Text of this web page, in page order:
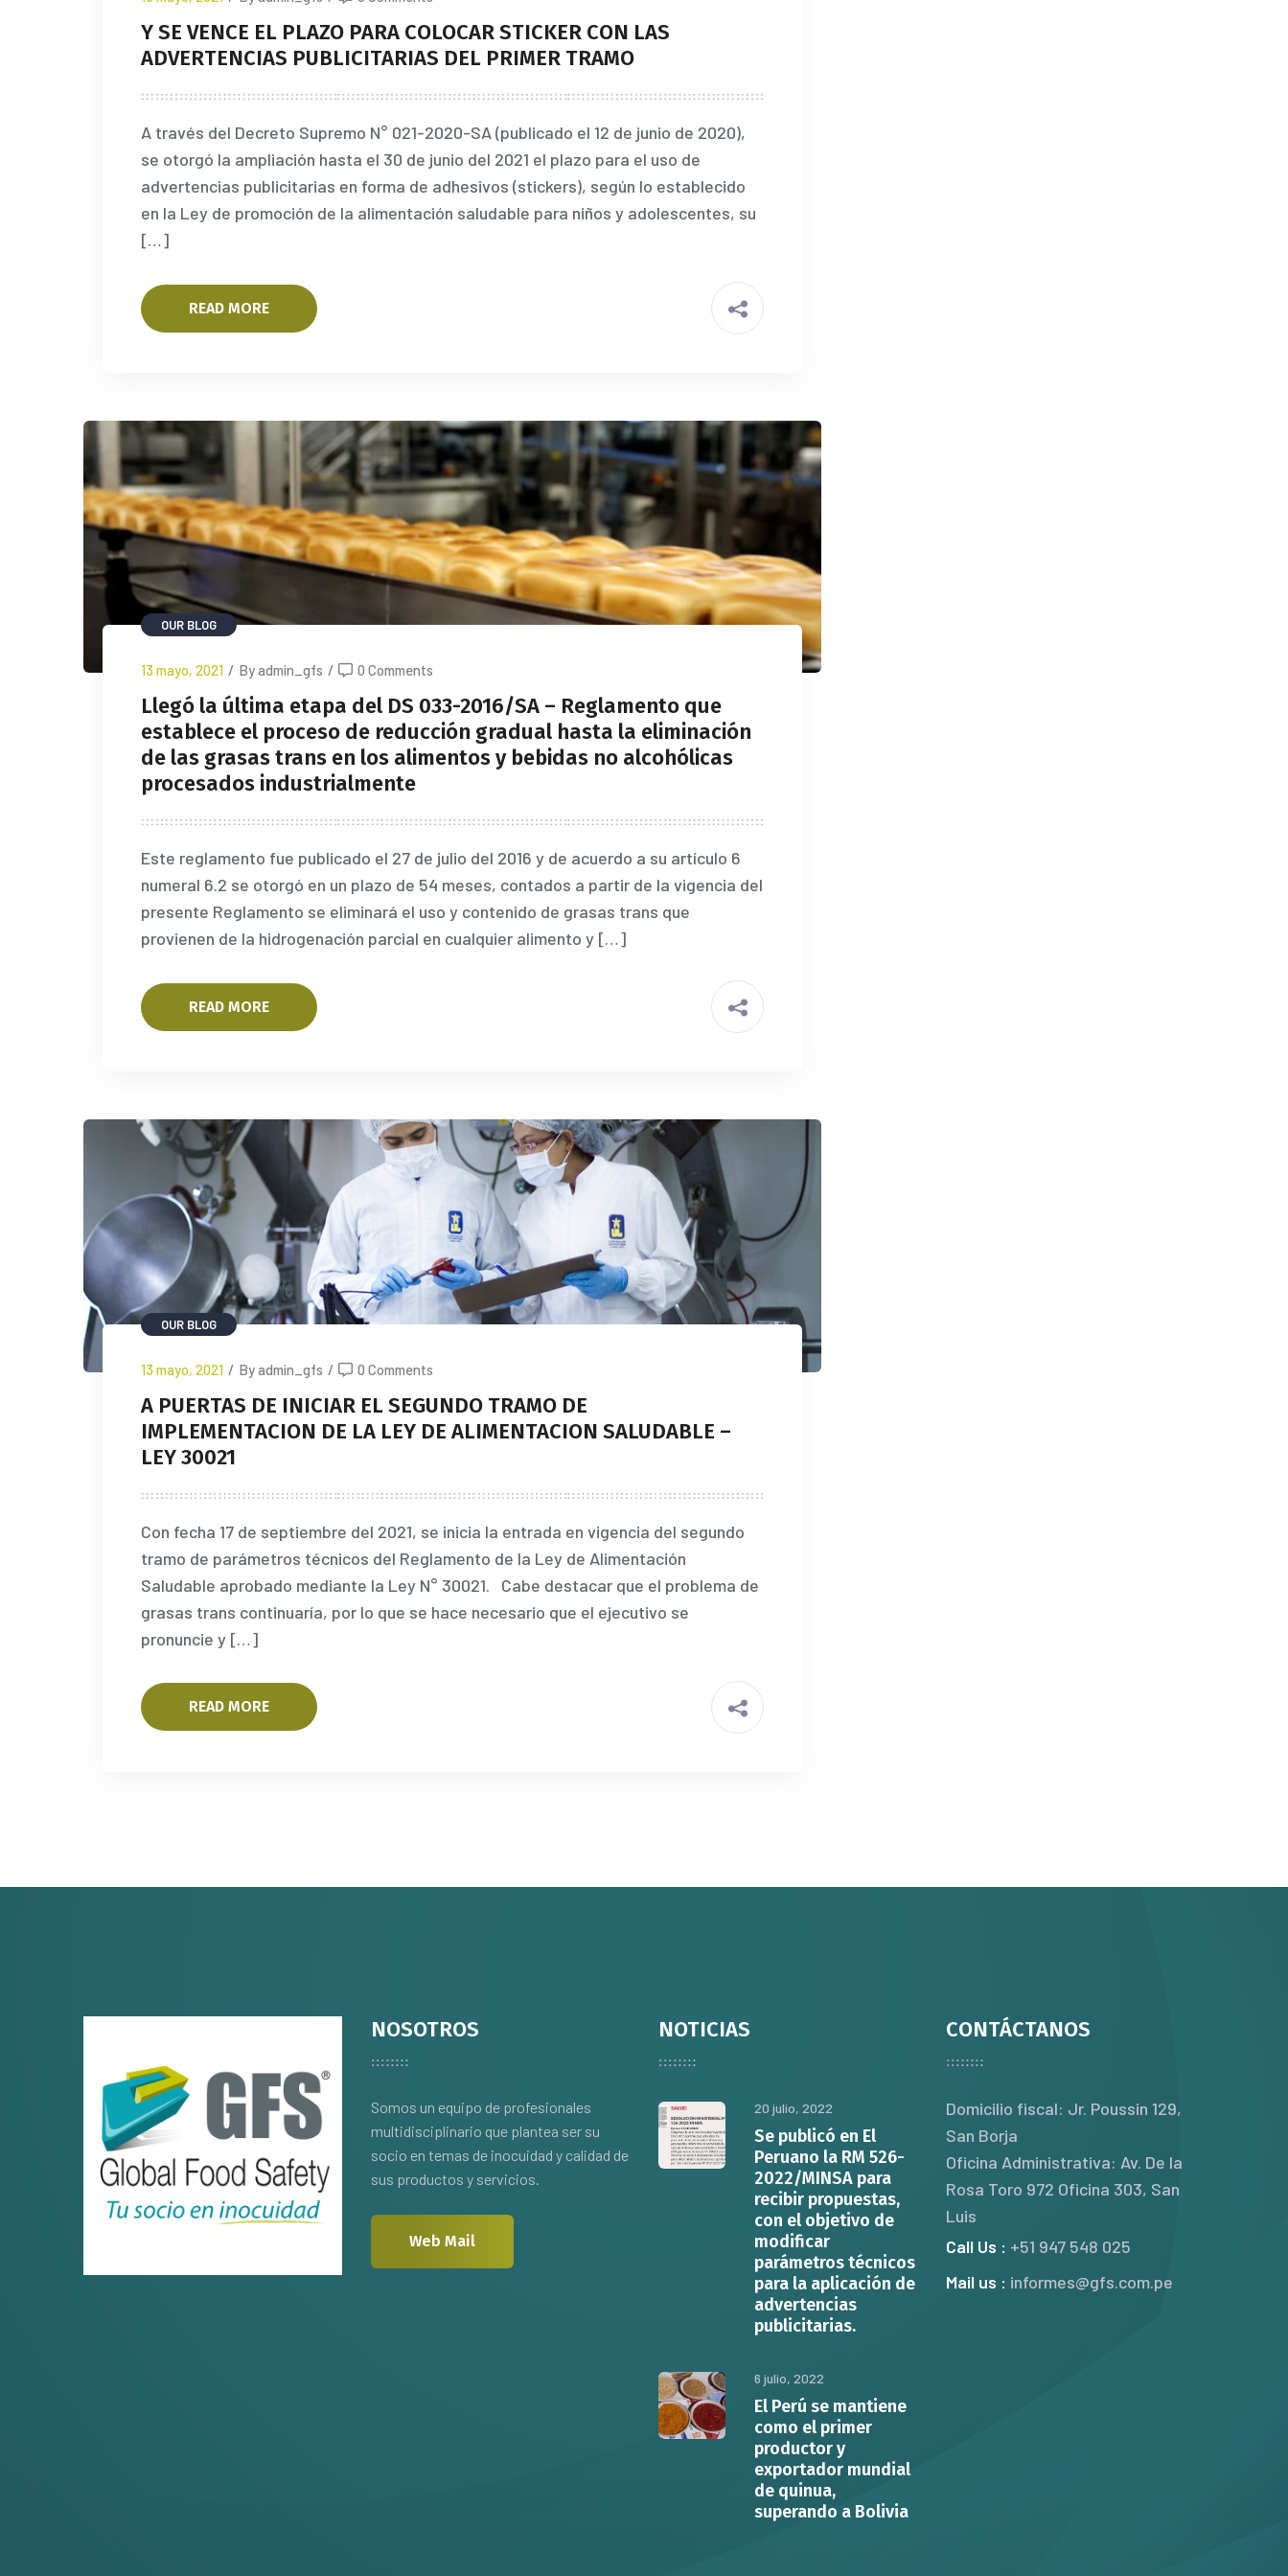
Y SE VENCE EL PLAZO PARA COLOCAR STICKER CON LAS
ADVERTENCIAS PUBLICITARIAS DEL PRIMER TRAMO
A través del Decreto Supremo N° 021-2020-SA (publicado el 12 de junio de 2020),
se otorgó la ampliación hasta el 30 de junio del 2021 el plazo para el uso de
advertencias publicitarias en forma de adhesivos (stickers), según lo establecido
en la Ley de promoción de la alimentación saludable para niños y adolescentes, su
[…]
READ MORE
OUR BLOG
13 mayo, 2021 / By admin_gfs / 0 Comments
Llegó la última etapa del DS 033-2016/SA – Reglamento que
establece el proceso de reducción gradual hasta la eliminación
de las grasas trans en los alimentos y bebidas no alcohólicas
procesados industrialmente
Este reglamento fue publicado el 27 de julio del 2016 y de acuerdo a su artículo 6
numeral 6.2 se otorgó en un plazo de 54 meses, contados a partir de la vigencia del
presente Reglamento se eliminará el uso y contenido de grasas trans que
provienen de la hidrogenación parcial en cualquier alimento y […]
READ MORE
OUR BLOG
13 mayo, 2021 / By admin_gfs / 0 Comments
A PUERTAS DE INICIAR EL SEGUNDO TRAMO DE
IMPLEMENTACION DE LA LEY DE ALIMENTACION SALUDABLE –
LEY 30021
Con fecha 17 de septiembre del 2021, se inicia la entrada en vigencia del segundo
tramo de parámetros técnicos del Reglamento de la Ley de Alimentación
Saludable aprobado mediante la Ley N° 30021. Cabe destacar que el problema de
grasas trans continuaría, por lo que se hace necesario que el ejecutivo se
pronuncie y […]
READ MORE
NOSOTROS
Somos un equipo de profesionales
multidisciplinario que plantea ser su
socio en temas de inocuidad y calidad de
sus productos y servicios.
Web Mail
NOTICIAS
20 julio, 2022
Se publicó en El
Peruano la RM 526-
2022/MINSA para
recibir propuestas,
con el objetivo de
modificar
parámetros técnicos
para la aplicación de
advertencias
publicitarias.
6 julio, 2022
El Perú se mantiene
como el primer
productor y
exportador mundial
de quinua,
superando a Bolivia
CONTÁCTANOS
Domicilio fiscal: Jr. Poussin 129,
San Borja
Oficina Administrativa: Av. De la
Rosa Toro 972 Oficina 303, San
Luis
Call Us : ‎+51 947 548 025
Mail us : informes@gfs.com.pe